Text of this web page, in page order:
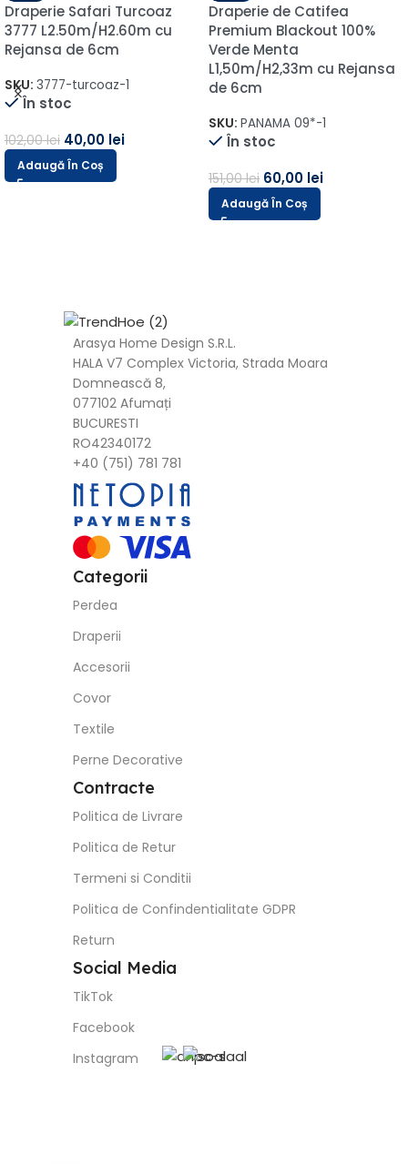
Draperie Safari Turcoaz
3777 L2.50m/H2.60m cu
Rejansa de 6cm
SKU: 3777-turcoaz-1
În stoc
102,00lei 40,00 lei
Adaugă În Coș
Draperie de Catifea
Premium Blackout 100%
Verde Menta
L1,50m/H2,33m cu Rejansa
de 6cm
SKU: PANAMA 09*-1
În stoc
151,00lei 60,00 lei
Adaugă În Coș
Arasya Home Design S.R.L.
HALA V7 Complex Victoria, Strada Moara
Domnească 8,
077102 Afumați
BUCURESTI
RO42340172
+40 (751) 781 781
Categorii
Perdea
Draperii
Accesorii
Covor
Textile
Perne Decorative
Contracte
Politica de Livrare
Politica de Retur
Termeni si Conditii
Politica de Confindentialitate GDPR
Return
Social Media
TikTok
Facebook
Instagram